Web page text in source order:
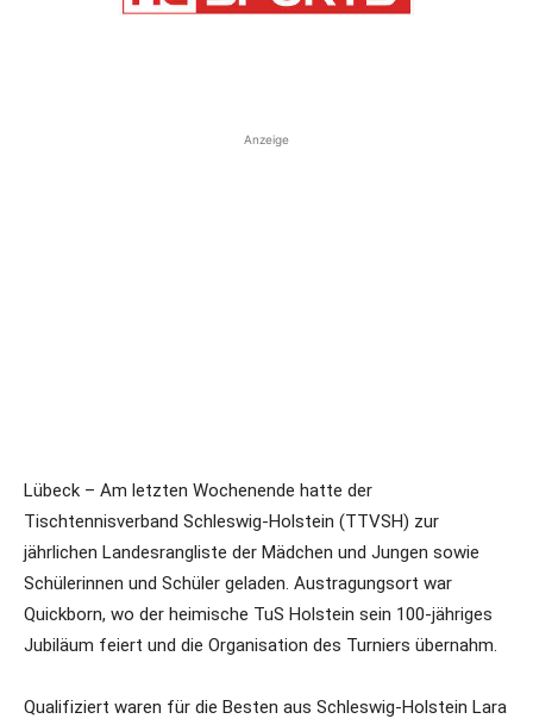
Anzeige
Lübeck – Am letzten Wochenende hatte der
Tischtennisverband Schleswig-Holstein (TTVSH) zur
jährlichen Landesrangliste der Mädchen und Jungen sowie
Schülerinnen und Schüler geladen. Austragungsort war
Quickborn, wo der heimische TuS Holstein sein 100-jähriges
Jubiläum feiert und die Organisation des Turniers übernahm.
Qualifiziert waren für die Besten aus Schleswig-Holstein Lara